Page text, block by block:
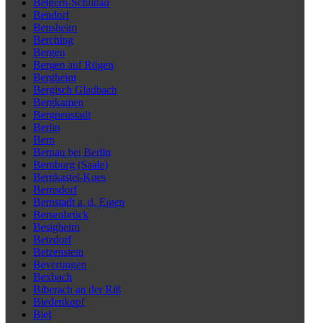
Belgern-Schildau
Bendorf
Bensheim
Berching
Bergen
Bergen auf Rügen
Bergheim
Bergisch Gladbach
Bergkamen
Bergneustadt
Berlin
Bern
Bernau bei Berlin
Bernburg (Saale)
Bernkastel-Kues
Bernsdorf
Bernstadt a. d. Eigen
Bersenbrück
Besigheim
Betzdorf
Betzenstein
Beverungen
Bexbach
Biberach an der Riß
Biedenkopf
Biel